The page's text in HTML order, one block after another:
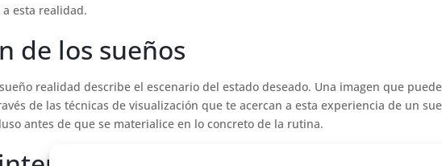
esta realidad.
de los sueños
realidad describe el escenario del estado deseado. Una imagen que puede
de las técnicas de visualización que te acercan a esta experiencia de un
antes de que se materialice en lo concreto de la rutina.